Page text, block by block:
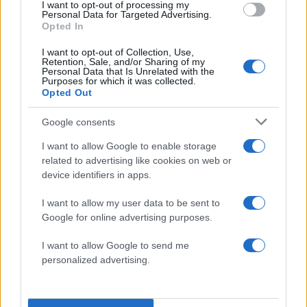
I want to opt-out of processing my
Personal Data for Targeted Advertising.
Opted In
I want to opt-out of Collection, Use,
Retention, Sale, and/or Sharing of my
Personal Data that Is Unrelated with the
Purposes for which it was collected.
Opted Out
Google consents
I want to allow Google to enable storage
related to advertising like cookies on web or
device identifiers in apps.
I want to allow my user data to be sent to
Google for online advertising purposes.
I want to allow Google to send me
personalized advertising.
τις εξαγωγές ιρανικού πετρελαίου, πετροχημικών
παροχή τραπεζικών, ασφαλιστικών και
μεταφορικών υπηρεσιών που σχετίζονται με το
εμπόριο αυτό.
Πυρηνικό πρόγραμμα και
δεσμευμένα κεφάλαια
Στο ζήτημα του πυρηνικού προγράμματος, η
Τεχεράνη επαναλαμβάνει τη δέσμευσή της ότι
δεν θα αποκτήσει ποτέ πυρηνικά όπλα. Ωστόσο,
η τύχη των αποθεμάτων εμπλουτισμένου